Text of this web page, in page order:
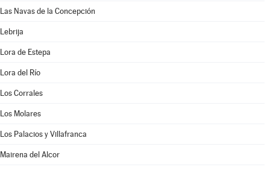
Las Navas de la Concepción
Lebrija
Lora de Estepa
Lora del Río
Los Corrales
Los Molares
Los Palacios y Villafranca
Mairena del Alcor